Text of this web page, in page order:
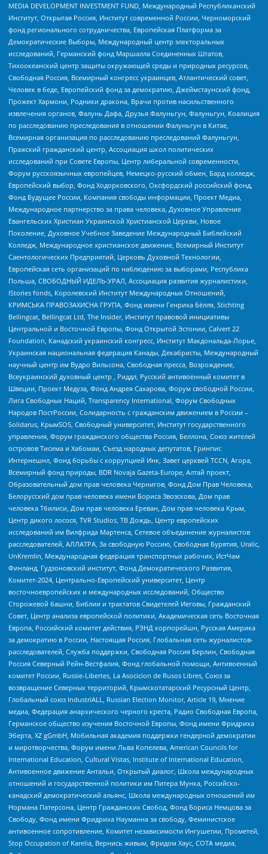
MEDIA DEVELOPMENT INVESTMENT FUND, Международный Республиканский
Институт, Открытая Россия, Институт современной России, Черноморский
фонд регионального сотрудничества, Европейская Платформа за
Демократические Выборы, Международный центр электоральных
исследований, Германский фонд Маршалла Соединенных Штатов,
Тихоокеанский центр защиты окружающей среды и природных ресурсов,
Свободная Россия, Всемирный конгресс украинцев, Атлантический совет,
Человек в беде, Европейский фонд за демократию, Джеймстаунский фонд,
Прожект Хармони, Родники дракона, Врачи против насильственного
извлечения органов, Фалунь Дафа, Друзья Фалуньгун, Фалуньгун, Коалиция
по расследованию преследования в отношении Фалуньгун в Китае,
Всемирная организация по расследованию преследований Фалуньгун,
Пражский гражданский центр, Ассоциация школ политических
исследований при Совете Европы, Центр либеральной современности,
Форум русскоязычных европейцев, Немецко-русский обмен, Бард колледж,
Европейский выбор, Фонд Ходорковского, Оксфордский российский фонд,
Фонд Будущее России, Компания свободы информации, Проект Медиа,
Международное партнерство за права человека, Духовное Управление
Евангельских Христиан Украинской Христианской Церкви, Новое
Поколение, Духовное Учебное Заведение Международный Библейский
Колледж, Международное христианское движение, Всемирный Институт
Саентологических Предприятий, Церковь Духовной Технологии,
Европейская сеть организаций по наблюдению за выборами, Республика
Польша, СВОБОДНЫЙ ИДЕЛЬ-УРАЛ, Ассоциация развития журналистики,
IStories fonds, Королевский Институт Международных Отношений,
КРИМСЬКА ПРАВОЗАХИСНА ГРУПА, Фонд имени Генриха Бёлля, Stichting
Bellingcat, Bellingcat Ltd, The Insider, Институт правовой инициативы
Центральной и Восточной Европы, Фонд Открытой Эстонии, Calvert 22
Foundation, Канадский украинский конгресс, Институт Макдональда-Лорье,
Украинская национальная федерация Канады, Декабристы, Международный
научный центр им Вудро Вильсона, Свободная пресса, Возрождение,
Всеукраинский духовный центр , Риддл, Русский антивоенный комитет в
Швеции, Проект Медуза, Фонд Андрея Сахарова, Форум свободной России,
Лига Свободных Наций, Transparеncy International, Форум Свободных
Народов ПостРоссии, Солидарность с гражданским движением в России –
Solidarus, КрымSOS, Свободный университет, Институт государственного
управления, Форум гражданского общества Россия, Беллона, Союз жителей
островов Тисима и Хабомаи, Съезд народных депутатов, Гринпис
Интернешнл, Фонд борьбы с коррупцией Инк, Завет церквей TCCN, Агора,
Всемирный фонд природы, BDR Novaja Gazeta-Europe, Алтай проект,
Образовательный дом прав человека Чернигов, Фонд Дом Прав Человека,
Белорусский дом прав человека имени Бориса Звозскова, Дом прав
человека Тбилиси, Дом прав человека Ереван, Дом прав человека Крым,
Центр дикого лосося, TVR Studios, ТВ Дождь, Центр европейских
исследований им Вилфрида Мартенса, Сетевое объединение журналистов
расследователей, АЛЛАТРА, За свободную Россию, Свободная Бурятия, Uralic,
UnKremlin, Международная федерация транспортных рабочих, ИстЧам
Финланд, Гудзоновский институт, Фонд Демократического Развития,
Комитет-2024, Центрально-Европейский университет, Центр
восточноевропейских и международных исследований, Общество
Сторожевой башни, Библии и трактатов Свидетелей Иеговы, Гражданский
Совет, Центр анализа европейской политики, Академическая сеть Восточная
Европа, Российский комитет действия, РЭНД корпорейшн, Русская Америка
за демократию в России, Настоящая Россия, Глобальная сеть журналистов-
расследователей, Служба поддержки, Свободная Россия Берлин, Свободная
Россия Северный Рейн-Вестфалия, Фонд глобальной помощи, Антивоенный
комитет России, Russie-Libertes, La Asocicion de Rusos Libres, Союз за
возвращение Северных территорий, Крымскотатарский Ресурсный Центр,
Глобальный союз IndustriALL, Russian Election Monitor, Article 19, Мнение
медиа, Федерация анархического черного креста, Радио Свободная Европа,
Германское общество изучения Восточной Европы, Фонд имени Фридриха
Эберта, XZ gGmbH, Мобильная академия поддержки гендерной демократии
и миротворчества, Форум имени Льва Копелева, American Councils for
International Education, Cultural Vistas, Institute of International Education,
Антивоенное движение Антальи, Открытый диалог, Школа международных
отношений и государственной политики им Питера Мунка, Российско-
канадский демократический альянс, Школа международных отношений им
Нормана Патерсона, Центр Гражданских Свобод, Фонд Бориса Немцова за
Свободу, Фонд имени Фридриха Науманна за свободу, Феминистское
антивоенное сопротивление, Комитет независимости Ингушетии, Прометей,
Stop Occupation of Karelia, Вернись живым, Фридом Хаус, СОТА медиа,